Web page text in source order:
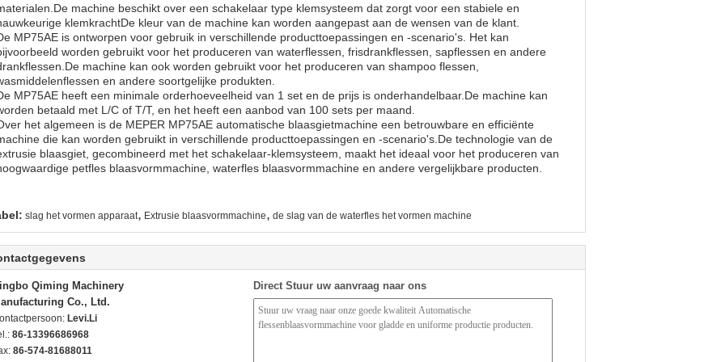
machine beschikt over een schakelaar type klemsysteem dat zorgt voor een stabiele en
klemkrachtDe kleur van de machine kan worden aangepast aan de wensen van de klant.
MP75AE is ontworpen voor gebruik in verschillende producttoepassingen en -scenario's. Het kan
worden gebruikt voor het produceren van waterflessen, frisdrankflessen, sapflessen en andere
machine kan ook worden gebruikt voor het produceren van shampoo flessen,
en andere soortgelijke produkten.
MP75AE heeft een minimale orderhoeveelheid van 1 set en de prijs is onderhandelbaar.De machine kan
betaald met L/C of T/T, en het heeft een aanbod van 100 sets per maand.
het algemeen is de MEPER MP75AE automatische blaasgietmachine een betrouwbare en efficiënte
die kan worden gebruikt in verschillende producttoepassingen en -scenario's.De technologie van de
blaasgiet, gecombineerd met het schakelaar-klemsysteem, maakt het ideaal voor het produceren van
petfles blaasvormmachine, waterfles blaasvormmachine en andere vergelijkbare producten.
slag het vormen apparaat, Extrusie blaasvormmachine, de slag van de waterfles het vormen machine
Qiming Machinery
Co., Ltd.
Levi.Li
86-13396686968
86-574-81688011
Direct Stuur uw aanvraag naar ons